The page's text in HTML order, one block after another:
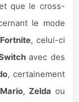
que le cross-
le mode
Fortnite, celui-ci
avec des
, certainement
Mario, Zelda ou